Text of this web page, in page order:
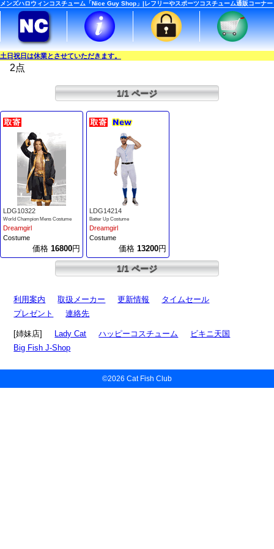
メンズハロウィンコスチューム「Nice Guy Shop」|レフリーやスポーツコスチューム通販コーナー
土日祝日は休業とさせていただきます。
2点
1/1 ページ
LDG10322
World Champion Mens Costume
Dreamgirl
Costume
価格 16800円
LDG14214
Batter Up Costume
Dreamgirl
Costume
価格 13200円
1/1 ページ
利用案内 取扱メーカー 更新情報
タイムセール
プレゼント
連絡先
[姉妹店] Lady Cat ハッピーコスチューム
ビキニ天国
Big Fish J-Shop
©2026 Cat Fish Club